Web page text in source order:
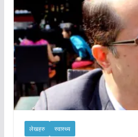
लेखहरु स्वास्थ्य